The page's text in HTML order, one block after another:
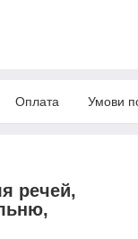
Оплата Умови
речей,